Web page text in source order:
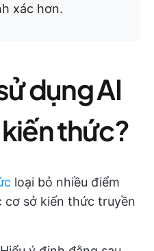
xác hơn.
dụng AI
thức?
loại bỏ nhiều điểm
cơ sở kiến thức truyền